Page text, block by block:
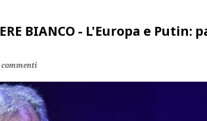
BIANCO - L'Europa e Putin:
commenti